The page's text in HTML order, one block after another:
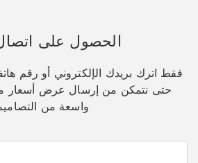
الحصول على
فقط اترك بريدك الإلكتروني أو رقم
حتى نتمكن من إرسال عرض أسعار
واسعة من